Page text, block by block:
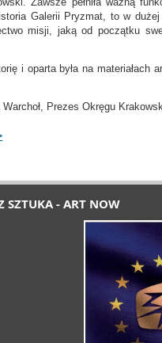
Galerii Pryzmat, to w
misji, jaką od początku
i oparta była na materiałach
SZTUKA - ART NOW